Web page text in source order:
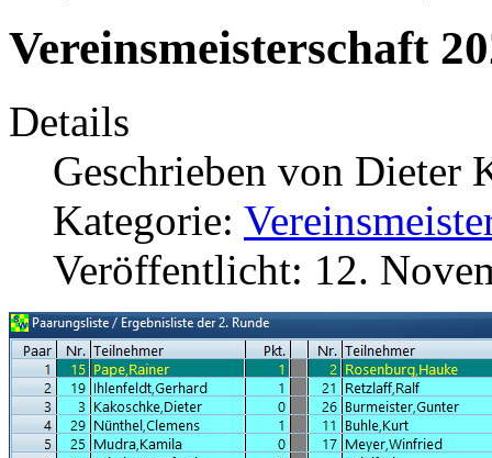
Vereinsmeisterschaft
Details
Geschrieben von Dieter
Kategorie:
Veröffentlicht: 12.